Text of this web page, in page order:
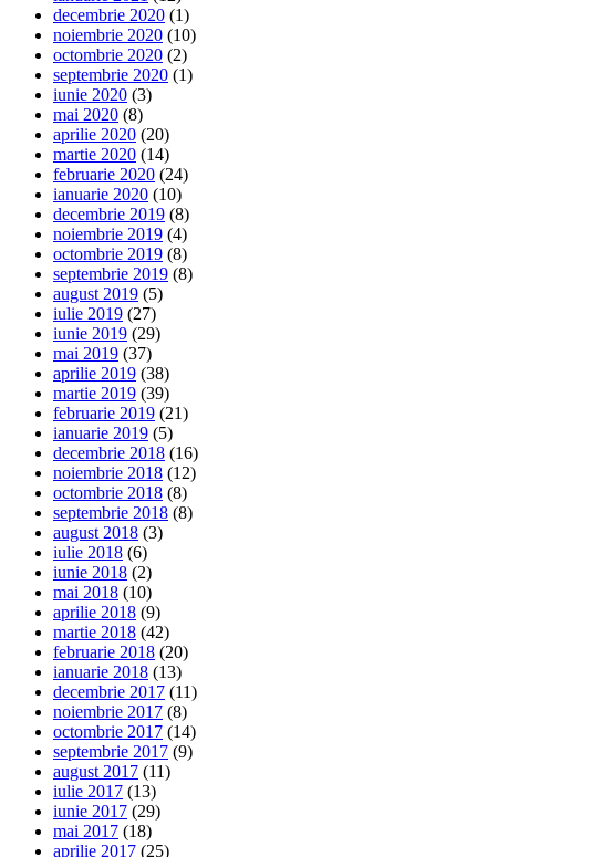
decembrie 2020 (1)
noiembrie 2020 (10)
octombrie 2020 (2)
septembrie 2020 (1)
iunie 2020 (3)
mai 2020 (8)
aprilie 2020 (20)
martie 2020 (14)
februarie 2020 (24)
ianuarie 2020 (10)
decembrie 2019 (8)
noiembrie 2019 (4)
octombrie 2019 (8)
septembrie 2019 (8)
august 2019 (5)
iulie 2019 (27)
iunie 2019 (29)
mai 2019 (37)
aprilie 2019 (38)
martie 2019 (39)
februarie 2019 (21)
ianuarie 2019 (5)
decembrie 2018 (16)
noiembrie 2018 (12)
octombrie 2018 (8)
septembrie 2018 (8)
august 2018 (3)
iulie 2018 (6)
iunie 2018 (2)
mai 2018 (10)
aprilie 2018 (9)
martie 2018 (42)
februarie 2018 (20)
ianuarie 2018 (13)
decembrie 2017 (11)
noiembrie 2017 (8)
octombrie 2017 (14)
septembrie 2017 (9)
august 2017 (11)
iulie 2017 (13)
iunie 2017 (29)
mai 2017 (18)
aprilie 2017 (25)